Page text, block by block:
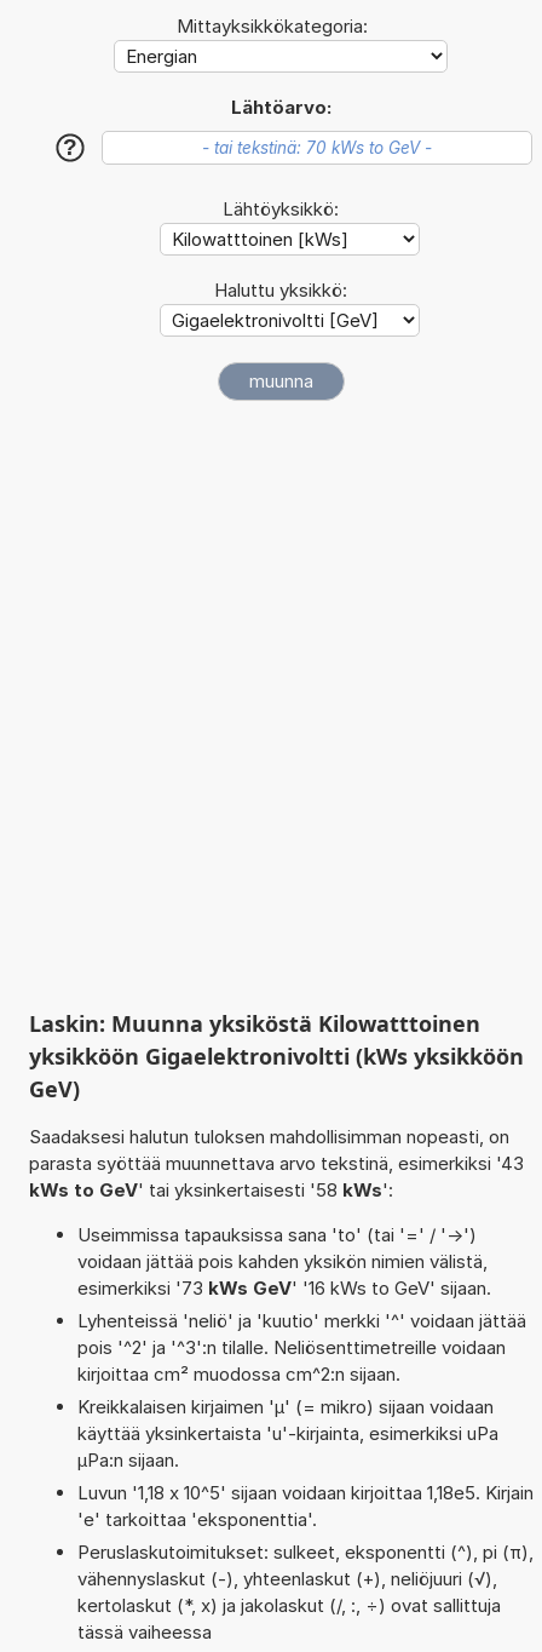
Mittayksikkökategoria:
Lähtöarvo:
?
Lähtöyksikkö:
Haluttu yksikkö:
Laskin: Muunna yksiköstä Kilowatttoinen
yksikköön Gigaelektronivoltti (kWs yksikköön
GeV)
Saadaksesi halutun tuloksen mahdollisimman nopeasti, on
parasta syöttää muunnettava arvo tekstinä, esimerkiksi '43
kWs to GeV' tai yksinkertaisesti '58 kWs':
Useimmissa tapauksissa sana 'to' (tai '=' / '->')
voidaan jättää pois kahden yksikön nimien välistä,
esimerkiksi '73 kWs GeV' '16 kWs to GeV' sijaan.
Lyhenteissä 'neliö' ja 'kuutio' merkki '^' voidaan jättää
pois '^2' ja '^3':n tilalle. Neliösenttimetreille voidaan
kirjoittaa cm² muodossa cm^2:n sijaan.
Kreikkalaisen kirjaimen 'µ' (= mikro) sijaan voidaan
käyttää yksinkertaista 'u'-kirjainta, esimerkiksi uPa
µPa:n sijaan.
Luvun '1,18 x 10^5' sijaan voidaan kirjoittaa 1,18e5. Kirjain
'e' tarkoittaa 'eksponenttia'.
Peruslaskutoimitukset: sulkeet, eksponentti (^), pi (π),
vähennyslaskut (-), yhteenlaskut (+), neliöjuuri (√),
kertolaskut (*, x) ja jakolaskut (/, :, ÷) ovat sallittuja
tässä vaiheessa